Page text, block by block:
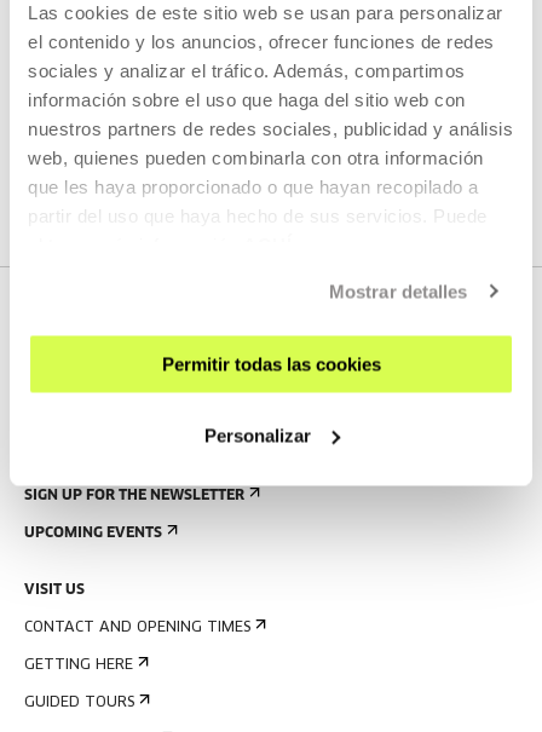
Las cookies de este sitio web se usan para personalizar
el contenido y los anuncios, ofrecer funciones de redes
sociales y analizar el tráfico. Además, compartimos
información sobre el uso que haga del sitio web con
nuestros partners de redes sociales, publicidad y análisis
web, quienes pueden combinarla con otra información
que les haya proporcionado o que hayan recopilado a
partir del uso que haya hecho de sus servicios. Puede
Mostrar detalles
Permitir todas las cookies
Personalizar
CONTACT
Press
E. prentsa@tabakalera.eus
T. +34 943 011 311 +34 688 743 500
SIGN UP FOR THE NEWSLETTER
UPCOMING EVENTS
VISIT US
CONTACT AND OPENING TIMES
GETTING HERE
GUIDED TOURS